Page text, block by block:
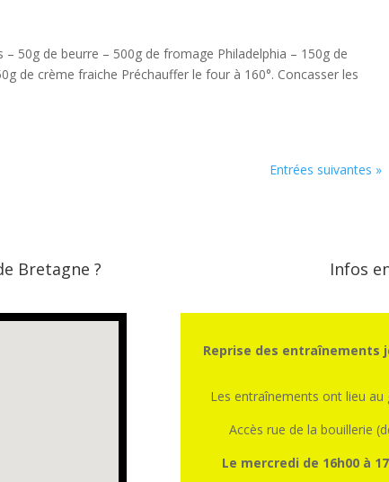
50g de beurre – 500g de fromage Philadelphia – 150g de
de crème fraiche Préchauffer le four à 160°. Concasser les
Entrées suivantes »
Bretagne ? Infos
Reprise des entraînements
Les entraînements ont lieu au
Accès rue de la bouillerie
Le mercredi de 16h00 à